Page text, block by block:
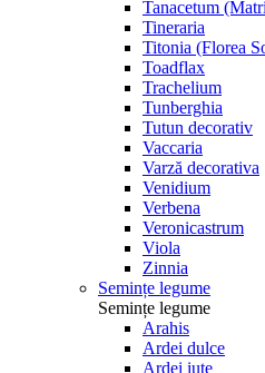
Tanacetum
Tineraria
Titonia (Florea
Toadflax
Trachelium
Tunberghia
Tutun decorativ
Vaccaria
Varză decorativa
Venidium
Verbena
Veronicastrum
Viola
Zinnia
Semințe legume
Semințe legume
Arahis
Ardei dulce
Ardei iute